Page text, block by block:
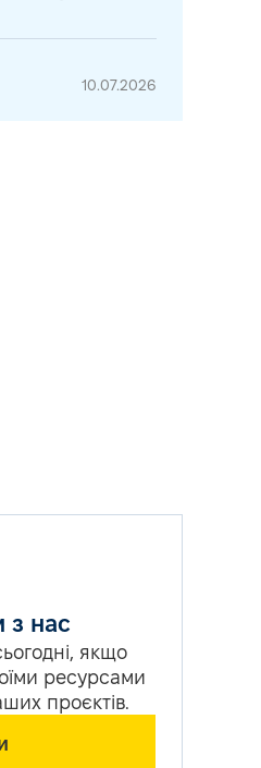
10.07.2026
з нас
якщо
ресурсами
проєктів.